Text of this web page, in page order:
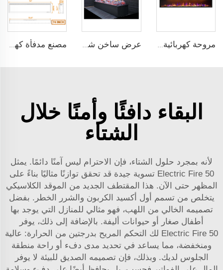
مروحة كهربائية داخلية للتدفئة من طراز Luxstar 88GP بحجم 1.5KW مع التحكم عن بعد عبر تطبيق المروحة الملكي النحيف عرض ساخن شريط 1000 بوصة 3D ماء حقيقي دخان اللهب بخار زخرفة موقد كهربائي مصنع مدفأة كهربائية Luxstar 74 بوصة مباشرة للبيع مع دعم Alexa واتصال بالواي فاي
البقاء دافئًا وأمنًا خلال
الشتاء
لأنه بمجرد حلول الشتاء، فإن الاحترام ليس آمنًا دائمًا. يمثل
Electric Fire 50 تسوية جيدة قد تحقق توازنًا مثاليًا بناءً على
المظهر حتى الآن. هذا المقتطف الجديد من الموقد الكلاسيكي
يتخلص من تسمم أول أكسيد الكربون والشرر الخطر. بفضل
تصميمه الخالي من اللهب، فهو مثالي للمنازل التي يوجد بها
أطفال صغار أو حيوانات أليفة. بالإضافة إلى ذلك، يوفر
Electric Fire 50 لك التحكم المريح بدرجتين من الحرارة: عالية
ومنخفضة، مما يساعد في تحديد مدى دفء أو راحة منطقة
الجلوس لديك. وبذلك، فإن تصميمه الصديق للبيئة لا يوفر